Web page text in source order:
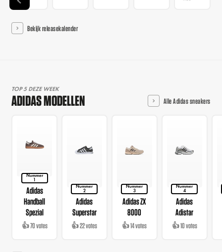
Bekijk releasekalender
TOP 5 DEZE WEEK
ADIDAS MODELLEN Alle Adidas sneakers
Nummer
1
Adidas
Handball
Spezial
👍 70 votes
Nummer
2
Adidas
Superstar
👍 22 votes
Nummer
3
Adidas ZX
8000
👍 14 votes
Nummer
4
Adidas
Adistar
👍 10 votes